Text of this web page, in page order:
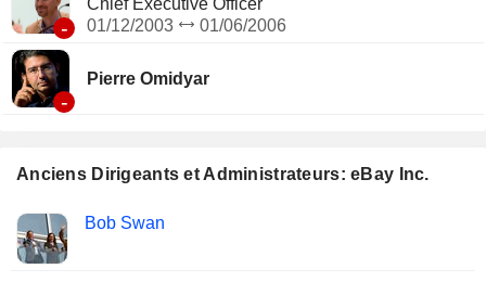
Anciens Dirigeants et Administrateurs: eBay Inc.
Insider
Fonctions
Bob Swan
-
Chief Executive Officer
01/12/2003
01/06/2006
-
Pierre Omidyar